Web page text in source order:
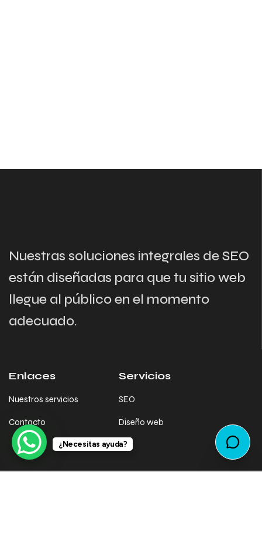
Nuestras soluciones integrales de SEO
están diseñadas para que tu sitio web
llegue al público en el momento
adecuado.
Enlaces
Nuestros servicios
Contacto
Servicios
SEO
Diseño web
¿Necesitas ayuda?